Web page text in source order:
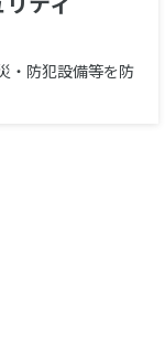
・防犯設備等を防